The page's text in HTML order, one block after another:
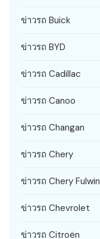
ข่าวรถ Buick
ข่าวรถ BYD
ข่าวรถ Cadillac
ข่าวรถ Canoo
ข่าวรถ Changan
ข่าวรถ Chery
ข่าวรถ Chery Fulwin
ข่าวรถ Chevrolet
ข่าวรถ Citroën